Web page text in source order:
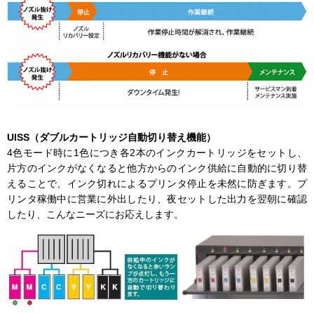
UISS（ダブルカートリッジ自動切り替え機能）
4色モード時に1色につき各2本のインクカートリッジをセットし、
片方のインクがなくなると他方からのインク供給に自動的に切り替
えることで、インク切れによるプリンタ停止を未然に防ぎます。プ
リンタ稼働中に営業に外出したり、夜セットした出力を翌朝に確認
したり、こんなニーズにお応えします。